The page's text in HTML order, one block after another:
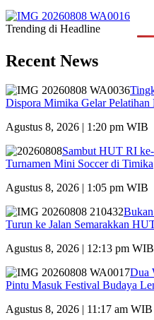
Trending di Headline
Recent News
Dispora Mimika Gelar Pelatihan
Agustus 8, 2026 | 1:20 pm WIB
Sambut HUT RI
Turnamen Mini Soccer di Timika
Agustus 8, 2026 | 1:05 pm WIB
Turun ke Jalan Semarakkan
Agustus 8, 2026 | 12:13 pm WIB
Dua
Pintu Masuk Festival Budaya
Agustus 8, 2026 | 11:17 am WIB